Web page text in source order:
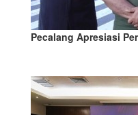
Pecalang Apresiasi